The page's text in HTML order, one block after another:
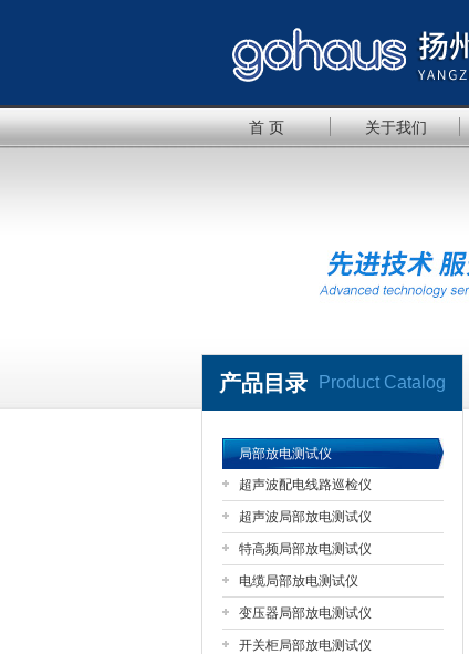
扬州国浩电气有限公司
首 页 关于我们
产品目录 Product Catalog
局部放电测试仪
超声波配电线路巡检仪
超声波局部放电测试仪
特高频局部放电测试仪
电缆局部放电测试仪
变压器局部放电测试仪
开关柜局部放电测试仪